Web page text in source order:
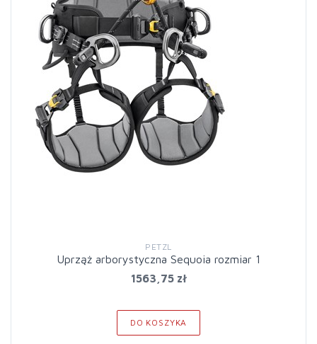
PETZL
Uprząż arborystyczna Sequoia rozmiar 1
1563,75 zł
DO KOSZYKA